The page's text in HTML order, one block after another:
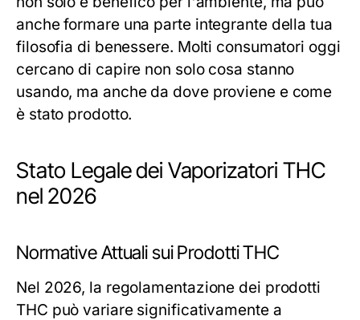
anche formare una parte integrante della tua
filosofia di benessere. Molti consumatori oggi
cercano di capire non solo cosa stanno
usando, ma anche da dove proviene e come
è stato prodotto.
Stato Legale dei Vaporizatori THC
nel 2026
Normative Attuali sui Prodotti THC
Nel 2026, la regolamentazione dei prodotti
THC può variare significativamente a